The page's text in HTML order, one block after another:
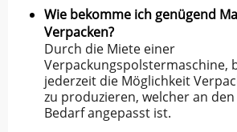
Wie bekomme ich genügend
Verpacken?
Durch die Miete einer
Verpackungspolstermaschine,
jederzeit die Möglichkeit
zu produzieren, welcher an
Bedarf angepasst ist.